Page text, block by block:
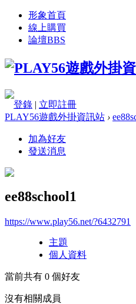
形象首頁
線上購買
論壇BBS
登錄 | 立即註冊
PLAY56遊戲外掛資訊站 ›
加為好友
發送消息
ee88school1
https://www.play56.net/?6432791
主題
個人資料
當前共有 0 個好友
沒有相關成員